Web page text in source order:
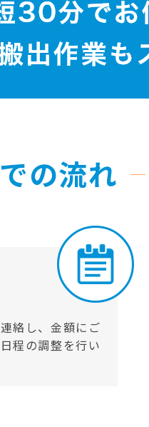
の流れ
絡し、金額にご
程の調整を行い